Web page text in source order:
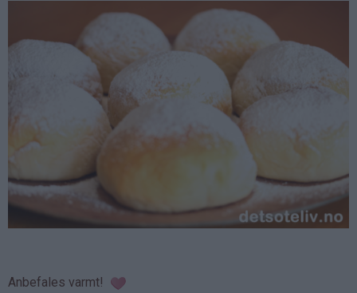
Anbefales varmt!